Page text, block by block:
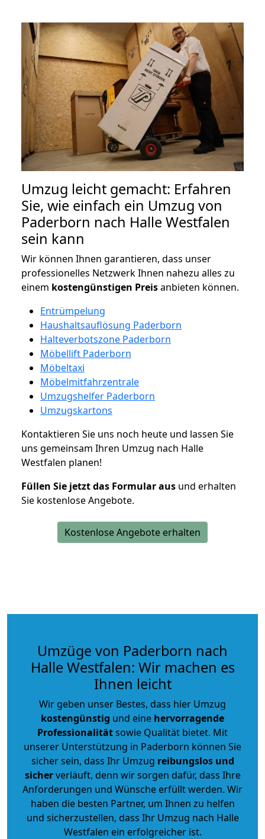
Umzug leicht gemacht: Erfahren
Sie, wie einfach ein Umzug von
Paderborn nach Halle Westfalen
sein kann
Wir können Ihnen garantieren, dass unser
professionelles Netzwerk Ihnen nahezu alles zu
einem kostengünstigen Preisanbieten können.
Entrümpelung
Haushaltsauflösung Paderborn
Halteverbotszone Paderborn
Möbellift Paderborn
Möbeltaxi
Möbelmitfahrzentrale
Umzugshelfer Paderborn
Umzugskartons
Kontaktieren Sie uns noch heute und lassen Sie
uns gemeinsam Ihren Umzug nach Halle
Westfalen planen!
Füllen Sie jetzt das Formular aus und erhalten
Sie kostenlose Angebote.
Kostenlose Angebote erhalten
Umzüge von Paderborn nach
Halle Westfalen: Wir machen es
Ihnen leicht
Wir geben unser Bestes, dass hier Umzug
kostengünstig und eine hervorragende
Professionalitätsowie Qualität bietet. Mit
unserer Unterstützung in Paderborn können Sie
sicher sein, dass Ihr Umzug reibungslos und
sicherverläuft, denn wir sorgen dafür, dass Ihre
Anforderungen und Wünsche erfüllt werden. Wir
haben die besten Partner, um Ihnen zu helfen
und sicherzustellen, dass Ihr Umzug nach Halle
Westfalen ein erfolgreicher ist.